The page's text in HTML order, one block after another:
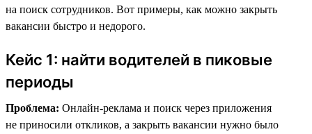
на поиск сотрудников. Вот примеры, как можно закрыть
вакансии быстро и недорого.
Кейс 1: найти водителей в пиковые
периоды
Проблема: Онлайн-реклама и поиск через приложения
не приносили откликов, а закрыть вакансии нужно было